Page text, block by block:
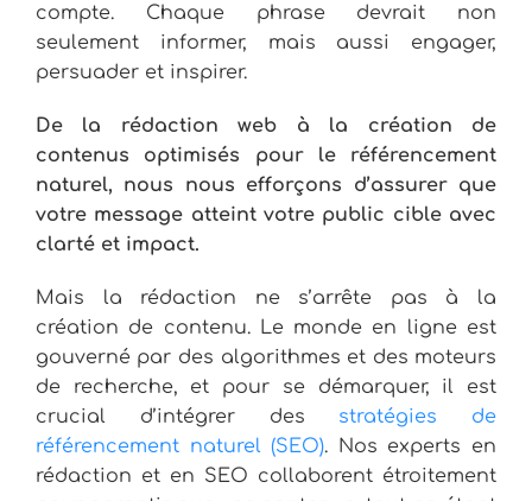
compte. Chaque phrase devrait non
seulement informer, mais aussi engager,
persuader et inspirer.
De la rédaction web à la création de
contenus optimisés pour le référencement
naturel, nous nous efforçons d’assurer que
votre message atteint votre public cible avec
clarté et impact.
Mais la rédaction ne s’arrête pas à la
création de contenu. Le monde en ligne est
gouverné par des algorithmes et des moteurs
de recherche, et pour se démarquer, il est
crucial d’intégrer des stratégies de
référencement naturel (SEO). Nos experts en
rédaction et en SEO collaborent étroitement